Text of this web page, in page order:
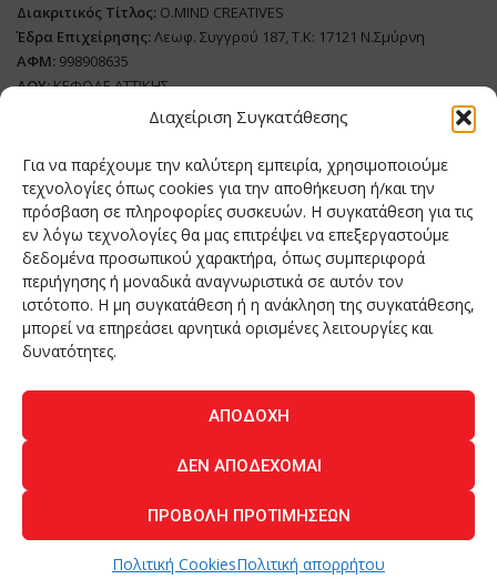
Διαχείριση Συγκατάθεσης
Για να παρέχουμε την καλύτερη εμπειρία, χρησιμοποιούμε
τεχνολογίες όπως cookies για την αποθήκευση ή/και την
πρόσβαση σε πληροφορίες συσκευών. Η συγκατάθεση για τις
εν λόγω τεχνολογίες θα μας επιτρέψει να επεξεργαστούμε
δεδομένα προσωπικού χαρακτήρα, όπως συμπεριφορά
περιήγησης ή μοναδικά αναγνωριστικά σε αυτόν τον
ιστότοπο. Η μη συγκατάθεση ή η ανάκληση της συγκατάθεσης,
μπορεί να επηρεάσει αρνητικά ορισμένες λειτουργίες και
δυνατότητες.
ΑΠΟΔΟΧΉ
ΔΕΝ ΑΠΟΔΈΧΟΜΑΙ
ΠΡΟΒΟΛΉ ΠΡΟΤΙΜΉΣΕΩΝ
Πολιτική CookiesΠολιτική απορρήτου
Διακριτικός Τίτλος: O.MIND CREATIVES
Έδρα Επιχείρησης:Λεωφ. Συγγρού 187, Τ.Κ: 17121 Ν.Σμύρνη
ΑΦΜ: 998908635
ΔΟΥ:ΚΕΦΟΔΕ ΑΤΤΙΚΗΣ
Όνομα Ιδιοκτήτη και Νόμιμο Πρόσωπο: Θεόδωρος Δημητριάδης
Διευθυντής Σύνταξης:Ευθυμιάτου Μαίρη
Domain:grillmagazine.gr
Δικαιούχος Domain:Θεόδωρος Δημητριάδης
Διευθυντής:Θεόδωρος Δημητριάδης
Διαχειριστής:Θεόδωρος Δημητριάδης
Δήλωση Συμμόρφωσης
Αριθμός Πιστοποίησης Μ.Η.Τ.:
ΑΝΘΡΩΠΟΙ
ΠΕΡΙΟΔΙΚΟ ΕΠΙΚΟΙΝΩΝΙΑ
© 2026 - All Rights Reserved. -Πολιτική Απορρήτου
Powered byBYTE A COOKIE